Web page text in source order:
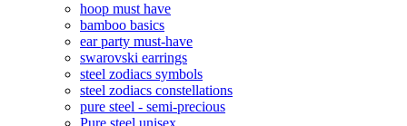
hoop must have
bamboo basics
ear party must-have
swarovski earrings
steel zodiacs symbols
steel zodiacs constellations
pure steel - semi-precious
Pure steel unisex